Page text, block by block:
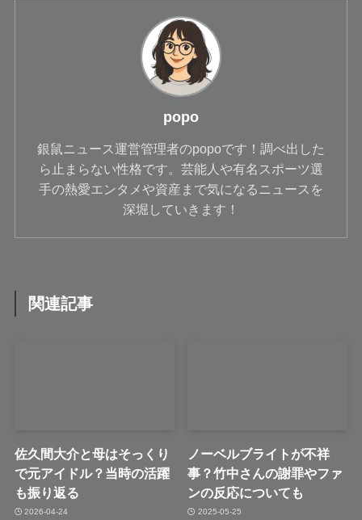
popo
銀鼠ニュース運営管理者のpopoです！調べ出した
ら止まらない性格です。芸能人や有名スポーツ選
手の熱愛エンタメや資産まで気になるニュースを
深堀していきます！
関連記事
佐久間大介と母はそっくり
で元アイドル？当時の活躍
も振り返る
2026-04-24
ノーベルブライトが不祥
事？竹中さんの謝罪やファ
ンの反応についても
2025-05-25